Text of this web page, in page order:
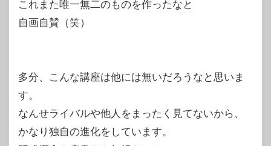
これまた唯一無二のものを作ったなと
自画自賛（笑）
多分、こんな講座は他には無いだろうなと思いま
す。
なんせライバルや他人をまったく見てないから、
かなり独自の進化をしています。